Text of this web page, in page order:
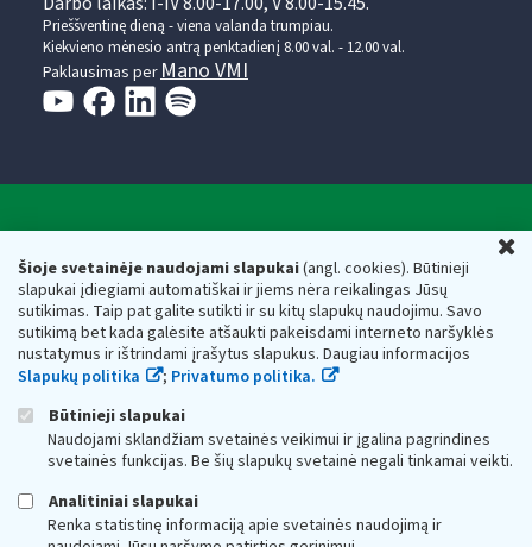
Šioje svetainėje naudojami slapukai(angl. cookies). Būtinieji
slapukai įdiegiami automatiškai ir jiems nėra reikalingas Jūsų
sutikimas. Taip pat galite sutikti ir su kitų slapukų naudojimu. Savo
sutikimą bet kada galėsite atšaukti pakeisdami interneto naršyklės
nustatymus ir ištrindami įrašytus slapukus. Daugiau informacijos
Slapukų politika
; Privatumo politika.
Būtinieji slapukai
Naudojami sklandžiam svetainės veikimui ir įgalina pagrindines
svetainės funkcijas. Be šių slapukų svetainė negali tinkamai veikti.
Analitiniai slapukai
Renka statistinę informaciją apie svetainės naudojimą ir
Prieššventinę dieną - viena valanda trumpiau.
Kiekvieno mėnesio antrą penktadienį 8.00 val. - 12.00 val.
Paklausimas per Mano VMI
Respublikos finansų ministerijos
Biudžetinė įstaiga. Juridinio asmens kodas — 188659752,
adresas: Vasario 16-osios g. 14, 01107 Vilnius, Lietuva, el.paštas:
vmi@vmi.lt, E. pristatymo dėžutės adresas 188659752
Duomenys apie Valstybinę mokesčių inspekciją prie Lietuvos
Respublikos finansų ministerijos kaupiami ir saugomi Juridinių